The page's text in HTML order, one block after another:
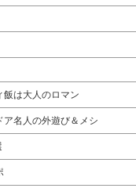
飯は大人のロマン
ア名人の外遊び＆メシ